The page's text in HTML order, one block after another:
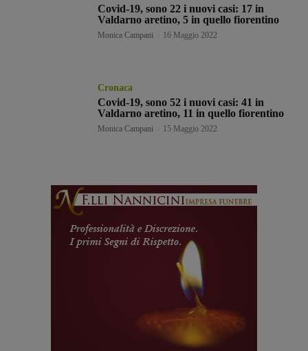
Covid-19, sono 22 i nuovi casi: 17 in
Valdarno aretino, 5 in quello fiorentino
Monica Campani 16 Maggio 2022
Cronaca
Covid-19, sono 52 i nuovi casi: 41 in
Valdarno aretino, 11 in quello fiorentino
Monica Campani 15 Maggio 2022